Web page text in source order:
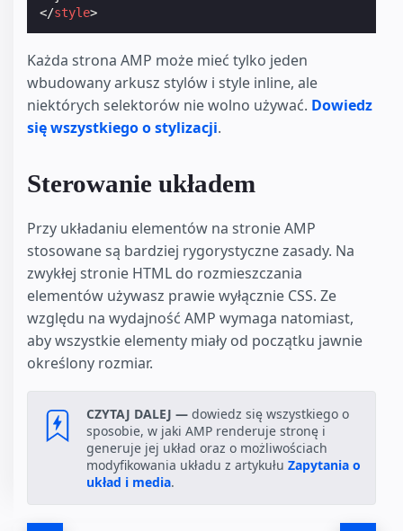
</style>
Każda strona AMP może mieć tylko jeden
wbudowany arkusz stylów i style inline, ale
niektórych selektorów nie wolno używać. Dowiedz
się wszystkiego o stylizacji.
Sterowanie układem
Przy układaniu elementów na stronie AMP
stosowane są bardziej rygorystyczne zasady. Na
zwykłej stronie HTML do rozmieszczania
elementów używasz prawie wyłącznie CSS. Ze
względu na wydajność AMP wymaga natomiast,
aby wszystkie elementy miały od początku jawnie
określony rozmiar.
CZYTAJ DALEJ — dowiedz się wszystkiego o
sposobie, w jaki AMP renderuje stronę i
generuje jej układ oraz o możliwościach
modyfikowania układu z artykułu Zapytania o
układ i media.